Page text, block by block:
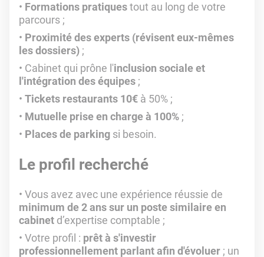
Formations pratiquestout au long de votre
parcours ;
Proximité des experts (révisent eux-mêmes
les dossiers) ;
Cabinet qui prône l'inclusion sociale et
l'intégration des équipes ;
Tickets restaurants 10€ à 50% ;
Mutuelle prise en charge à 100% ;
Places de parking si besoin.
Le profil recherché
Vous avez avec une expérience réussie de
minimum de 2 ans sur un poste similaire en
cabinet d’expertise comptable ;
Votre profil : prêt à s'investir
professionnellement parlant afin d'évoluer ; un